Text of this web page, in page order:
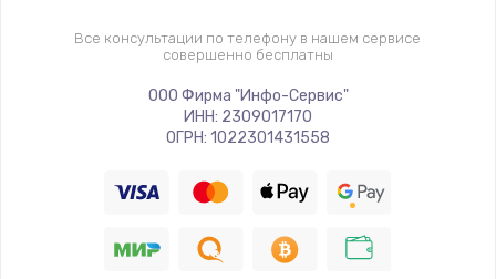
Все консультации по телефону в нашем сервисе
совершенно бесплатны
ООО Фирма "Инфо-Сервис"
ИНН: 2309017170
ОГРН: 1022301431558